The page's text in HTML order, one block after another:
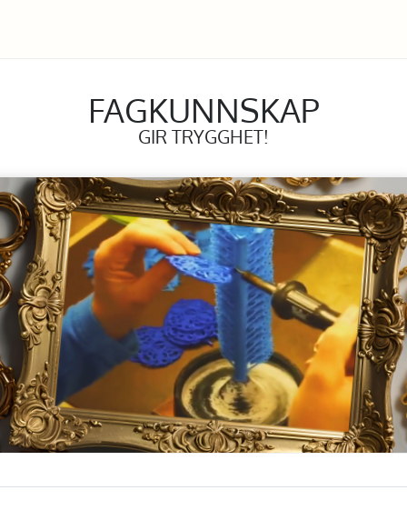
FAGKUNNSKAP
GIR TRYGGHET!